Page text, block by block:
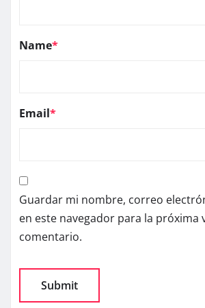
Name*
Email*
Guardar mi nombre, correo
en este navegador para la próxima
comentario.